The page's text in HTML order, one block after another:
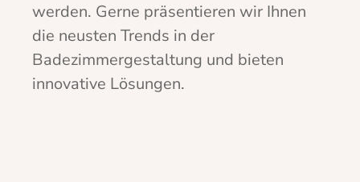
werden. Gerne präsentieren wir Ihnen
die neusten Trends in der
Badezimmergestaltung und bieten
innovative Lösungen.